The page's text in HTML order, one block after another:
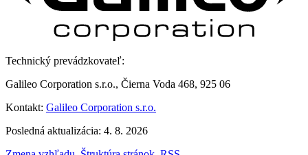
Technický prevádzkovateľ:
Galileo Corporation s.r.o., Čierna Voda 468, 925 06
Kontakt: Galileo Corporation s.r.o.
Posledná aktualizácia: 4. 8. 2026